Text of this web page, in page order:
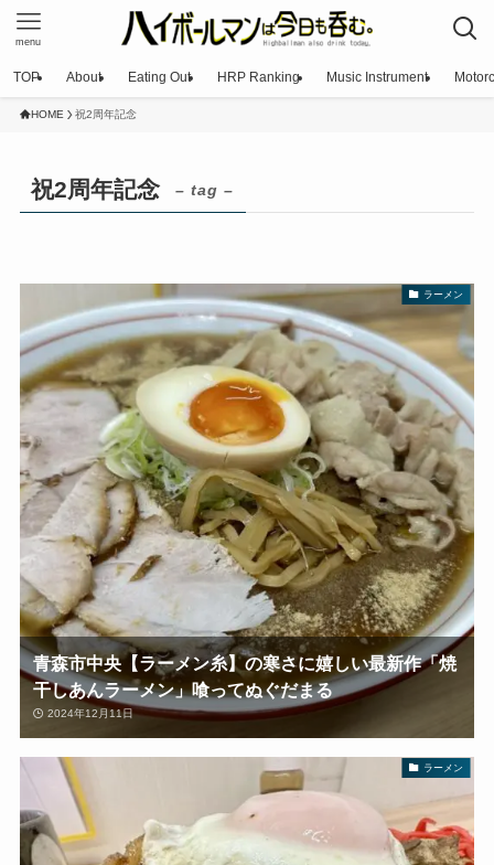
menu
TOP About Eating Out HRP Ranking Music Instrument
HOME 祝2周年記念
祝2周年記念 – tag –
ラーメン
青森市中央【ラーメン糸】の寒さに嬉しい最新作「焼
干しあんラーメン」喰ってぬぐだまる
2024年12月11日
ラーメン